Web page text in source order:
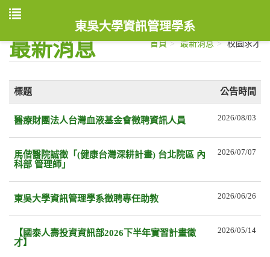
東吳大學資訊管理學系
最新消息 首頁 最新消息 校園求才
標題 公告時間
醫療財團法人台灣血液基金會徵聘資訊人員 2026/08/03
馬偕醫院誠徵「(健康台灣深耕計畫) 台北院區 內
科部 管理師」
2026/07/07
東吳大學資訊管理學系徵聘專任助教 2026/06/26
【國泰人壽投資資訊部2026下半年實習計畫徵
才】
2026/05/14